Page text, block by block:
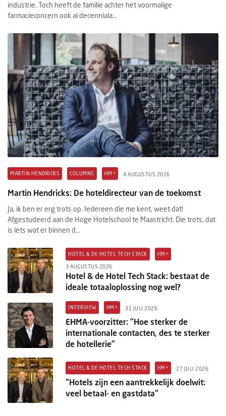
industrie. Toch heeft de familie achter het voormalige
farmacieconcern ook al decenniala...
MARTIN HENDRICKS COLUMNS HM+ 4 AUGUSTUS 2026
Martin Hendricks: De hoteldirecteur van de toekomst
Ja, ik ben er erg trots op. Iedereen die me kent, weet dat!
Afgestudeerd aan de Hoge Hotelschool te Maastricht. Die trots, dat
is iets wat er binnen d...
HOTEL & DE HOTEL TECH STACK HM+
3 AUGUSTUS 2026
Hotel & de Hotel Tech Stack: bestaat de
ideale totaaloplossing nog wel?
INTERVIEW HM+ 31 JULI 2026
EHMA-voorzitter: “Hoe sterker de
internationale contacten, des te sterker
de hotellerie”
HOTEL & DE HOTEL TECH STACK HM+ 27 JULI 2026
"Hotels zijn een aantrekkelijk doelwit:
veel betaal- en gastdata"